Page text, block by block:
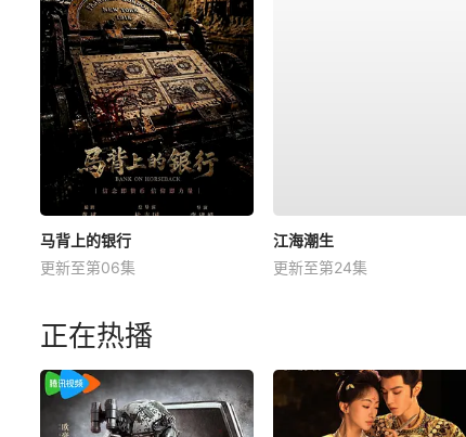
马背上的银行
更新至第06集
江海潮生
更新至第24集
正在热播